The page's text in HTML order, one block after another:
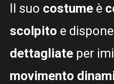
Il suo costume è
scolpito e
dettagliate per
movimento